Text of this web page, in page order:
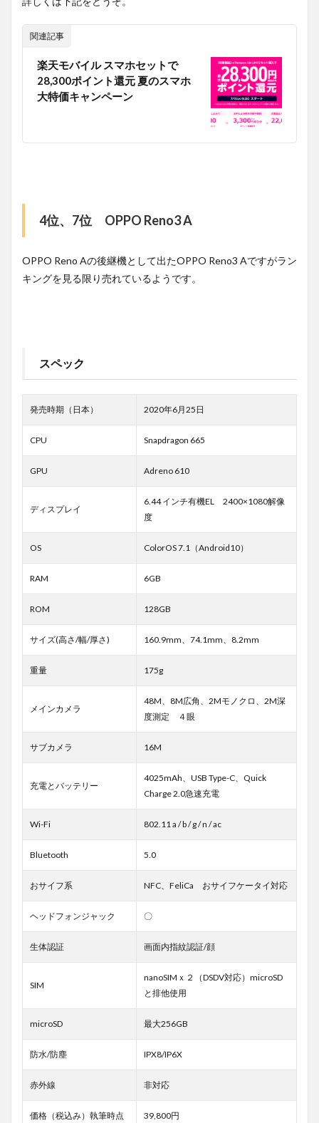
関連記事
楽天モバイル スマホセットで
28,300ポイント還元 夏のスマホ
大特価キャンペーン
4位、7位 OPPO Reno3 A
OPPO Reno Aの後継機として出たOPPO Reno3 Aですがラン
キングを見る限り売れているようです。
スペック
発売時期（日本） 2020年6月25日
CPU Snapdragon 665
GPU Adreno 610
ディスプレイ
6.44 インチ有機EL 2400×1080解像
度
OS ColorOS 7.1（Android10）
RAM 6GB
ROM 128GB
サイズ(高さ/幅/厚さ) 160.9mm、74.1mm、8.2mm
重量 175g
メインカメラ
48M、8M広角、2Mモノクロ、2M深
度測定 ４眼
サブカメラ 16M
充電とバッテリー
4025mAh、USB Type-C、Quick
Charge 2.0急速充電
Wi-Fi 802.11 a / b / g / n / ac
Bluetooth 5.0
おサイフ系 NFC、FeliCa おサイフケータイ対応
ヘッドフォンジャック 〇
生体認証 画面内指紋認証/顔
SIM
nanoSIMｘ２（DSDV対応）microSD
と排他使用
microSD 最大256GB
防水/防塵 IPX8/IP6X
赤外線 非対応
価格（税込み）執筆時点 39,800円